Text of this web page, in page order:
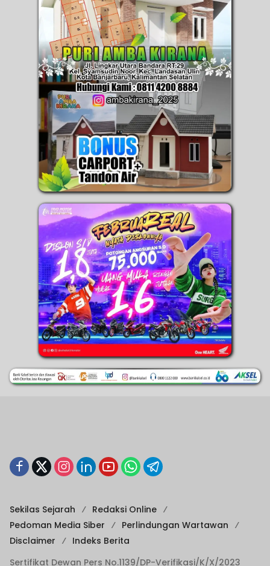
Sekilas Sejarah
Redaksi Online
Pedoman Media Siber
Perlindungan Wartawan
Disclaimer
Indeks Berita
Sertifikat Dewan Pers No.1139/DP-Verifikasi/K/X/2023